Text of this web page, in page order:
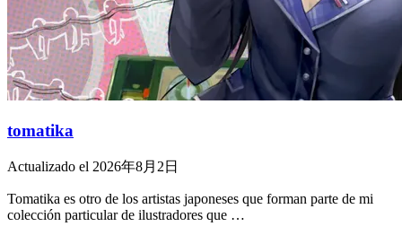
tomatika
Actualizado el 2026年8月2日
Tomatika es otro de los artistas japoneses que forman parte de mi
colección particular de ilustradores que …